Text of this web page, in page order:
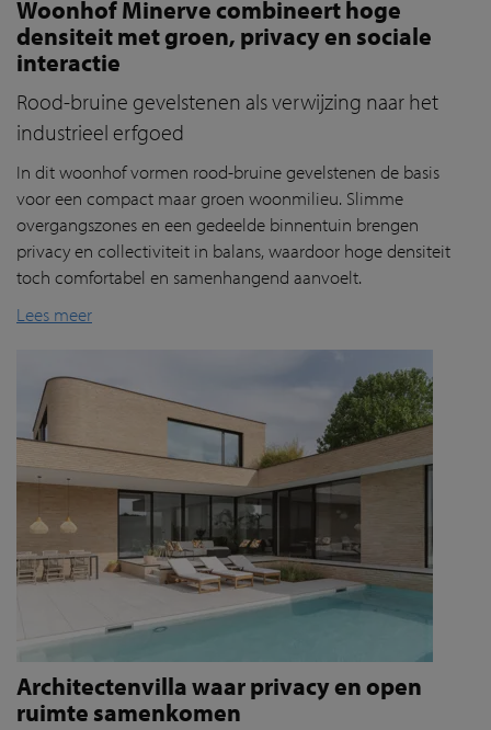
Woonhof Minerve combineert hoge
densiteit met groen, privacy en sociale
interactie
Rood-bruine gevelstenen als verwijzing naar het
industrieel erfgoed
In ditwoonhofvormen rood-bruinegevelstenen de basis
voor een compact maar groen woonmilieu. Slimme
overgangszones en een gedeelde binnentuin brengen
privacy en collectiviteit in balans, waardoor hoge densiteit
toch comfortabel en samenhangend aanvoelt.
Lees meer
Architectenvilla waar privacy en open
ruimte samenkomen